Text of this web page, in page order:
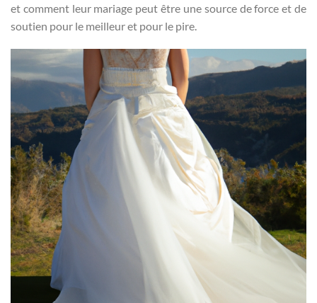
et comment leur mariage peut être une source de force et de
soutien pour le meilleur et pour le pire.